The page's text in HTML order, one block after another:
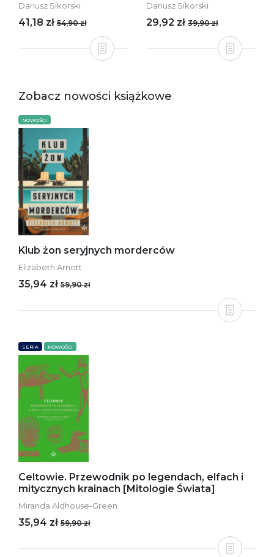
Dariusz Sikorski
41,18 zł 54,90 zł
Dariusz Sikorski
29,92 zł 39,90 zł
Zobacz nowości książkowe
NOWOŚCI
Klub żon seryjnych morderców
Elizabeth Arnott
35,94 zł 59,90 zł
SERIA NOWOŚCI
Celtowie. Przewodnik po legendach, elfach i
mitycznych krainach [Mitologie Świata]
Miranda Aldhouse-Green
35,94 zł 59,90 zł